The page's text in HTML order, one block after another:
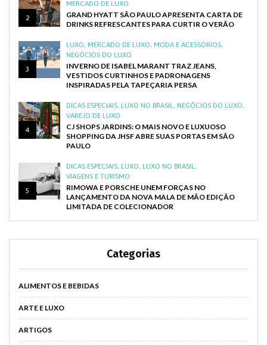
2
MERCADO DE LUXO
GRAND HYATT SÃO PAULO APRESENTA CARTA DE
DRINKS REFRESCANTES PARA CURTIR O VERÃO
3
LUXO, MERCADO DE LUXO, MODA E ACESSÓRIOS,
NEGÓCIOS DO LUXO
INVERNO DE ISABEL MARANT TRAZ JEANS,
VESTIDOS CURTINHOS E PADRONAGENS
INSPIRADAS PELA TAPEÇARIA PERSA
4
DICAS ESPECIAIS, LUXO NO BRASIL , NEGÓCIOS DO LUXO,
VAREJO DE LUXO
CJ SHOPS JARDINS: O MAIS NOVO E LUXUOSO
SHOPPING DA JHSF ABRE SUAS PORTAS EM SÃO
PAULO
5
DICAS ESPECIAIS, LUXO, LUXO NO BRASIL ,
VIAGENS E TURISMO
RIMOWA E PORSCHE UNEM FORÇAS NO
LANÇAMENTO DA NOVA MALA DE MÃO EDIÇÃO
LIMITADA DE COLECIONADOR
Categorias
ALIMENTOS E BEBIDAS
ARTE E LUXO
ARTIGOS